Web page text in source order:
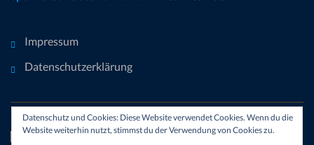
Impressum
Datenschutzerklärung
Datenschutz und Cookies: Diese Website verwendet Cookies. Wenn du die
Website weiterhin nutzt, stimmst du der Verwendung von Cookies zu.